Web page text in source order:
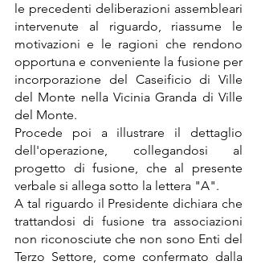
le precedenti deliberazioni assembleari
intervenute al riguardo, riassume le
motivazioni e le ragioni che rendono
opportuna e conveniente la fusione per
incorporazione del Caseificio di Ville
del Monte nella Vicinia Granda di Ville
del Monte.
Procede poi a illustrare il dettaglio
dell'operazione, collegandosi al
progetto di fusione, che al presente
verbale si allega sotto la lettera "A".
A tal riguardo il Presidente dichiara che
trattandosi di fusione tra associazioni
non riconosciute che non sono Enti del
Terzo Settore, come confermato dalla